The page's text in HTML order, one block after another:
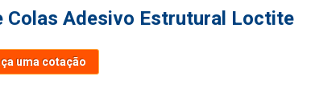
Colas Adesivo Estrutural Loctite
uma cotação